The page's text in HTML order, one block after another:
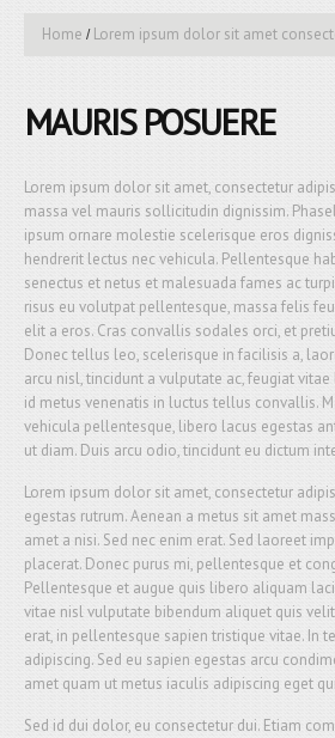
Home Lorem ipsum dolor sit amet
MAURIS POSUERE
Lorem ipsum dolor sit amet, consectetur
massa vel mauris sollicitudin dignissim.
ipsum ornare molestie scelerisque eros
hendrerit lectus nec vehicula. Pellentesque
senectus et netus et malesuada fames ac
risus eu volutpat pellentesque, massa felis
elit a eros. Cras convallis sodales orci, et
Donec tellus leo, scelerisque in facilisis a,
arcu nisl, tincidunt a vulputate ac, feugiat
id metus venenatis in luctus tellus convallis.
vehicula pellentesque, libero lacus egestas
ut diam. Duis arcu odio, tincidunt eu dictum
Lorem ipsum dolor sit amet, consectetur
egestas rutrum. Aenean a metus sit amet
amet a nisi. Sed nec enim erat. Sed laoreet
placerat. Donec purus mi, pellentesque et
Pellentesque et augue quis libero aliquam
vitae nisl vulputate bibendum aliquet quis
erat, in pellentesque sapien tristique vitae. In
adipiscing. Sed eu sapien egestas arcu
amet quam ut metus iaculis adipiscing eget
Sed id dui dolor, eu consectetur dui. Etiam